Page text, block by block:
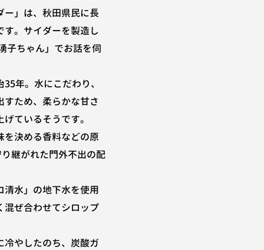
ー」は、秋田県民に長
す。サイダーを製造し
子ちゃん」でお話を伺
年。水にこだわり、
すため、柔らかな甘さ
ているそうです。
を決める香料などの原
継がれた門外不出の配
清水」の地下水を使用
混ぜ合わせてシロップ
冷やしたのち、炭酸ガ